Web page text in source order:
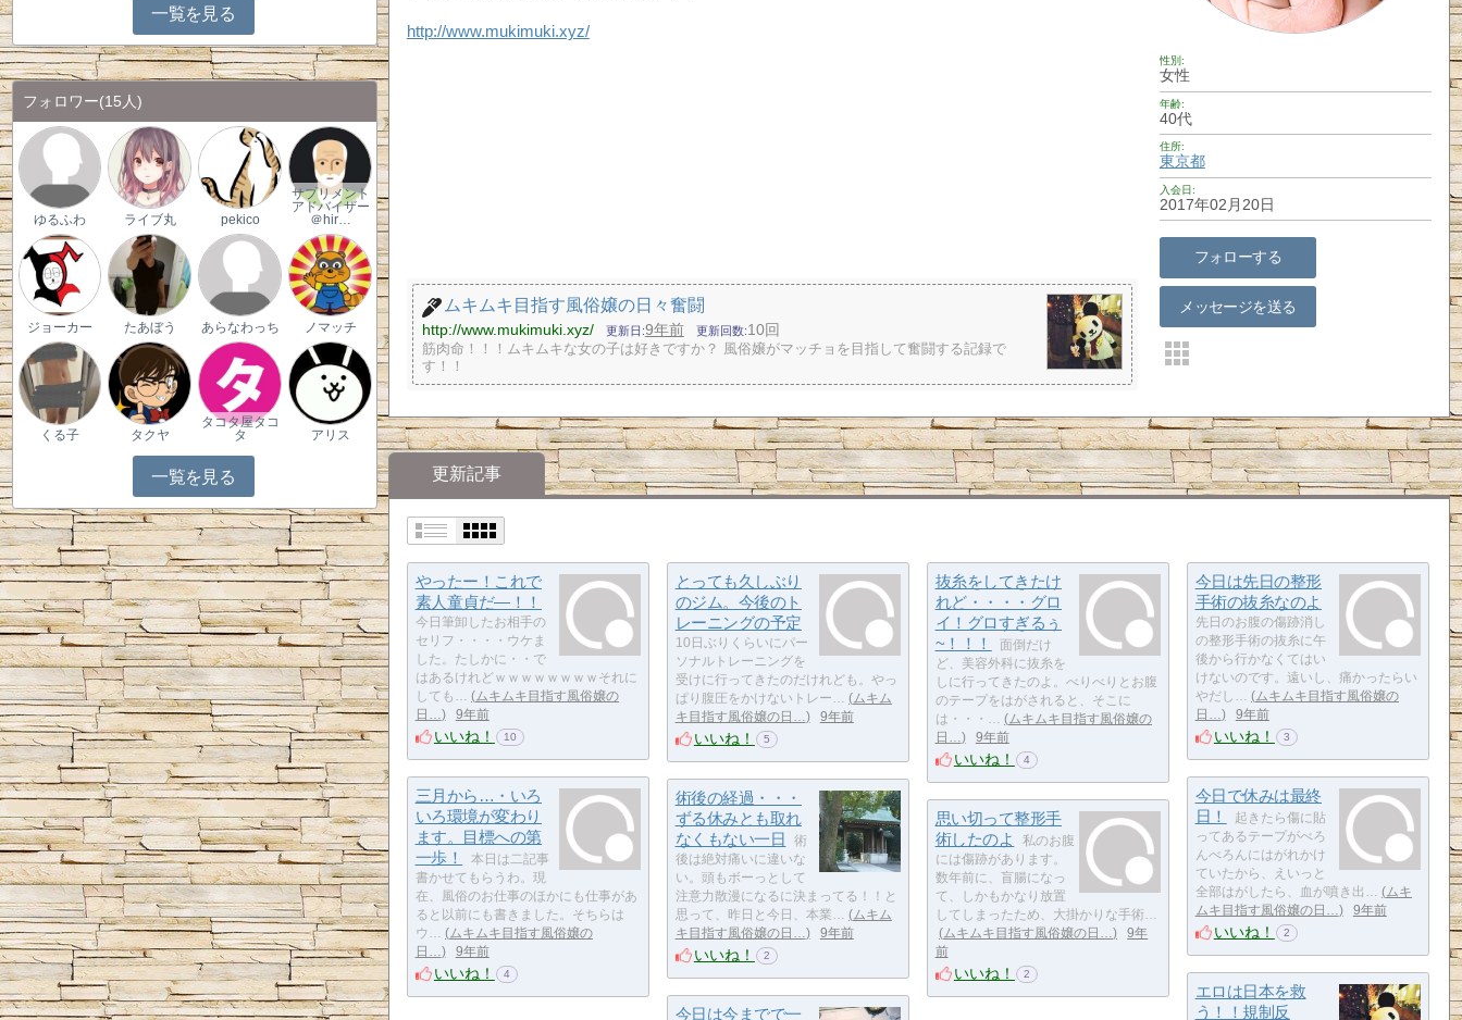
性別
女性
年齢
40代
住所
東京都
入会日
2017年02月20日
フォローする
メッセージを送る
http://www.mukimuki.xyz/
ムキムキ目指す風俗嬢の日々奮闘
http://www.mukimuki.xyz/ 更新日 9年前 更新回数 10回
筋肉命！！！ムキムキな女の子は好きですか？ 風俗嬢がマッチョを目指して奮闘する記録で
す！！
更新記事
やったー！これで
素人童貞だ―！！
今日筆卸したお相手の
セリフ・・・・ウケま
した。たしかに・・で
はあるけれどｗｗｗｗｗｗｗｗそれに
しても…
ムキムキ目指す風俗嬢の
日…
9年前
いいね！ 10
とっても久しぶり
のジム。今後のト
レーニングの予定
10日ぶりくらいにパー
ソナルトレーニングを
受けに行ってきたのだけれども。やっ
ぱり腹圧をかけないトレー…
ムキム
キ目指す風俗嬢の日…
9年前
いいね！ 5
抜糸をしてきたけ
れど・・・・グロ
イ！グロすぎるぅ
~！！！
面倒だけ
ど、美容外科に抜糸を
しに行ってきたのよ。べりべりとお腹
のテープをはがされると、そこに
は・・・…
ムキムキ目指す風俗嬢の
日…
9年前
いいね！ 4
今日は先日の整形
手術の抜糸なのよ
先日のお腹の傷跡消し
の整形手術の抜糸に午
後から行かなくてはい
けないのです。遠いし、痛かったらい
やだし…
ムキムキ目指す風俗嬢の
日…
9年前
いいね！ 3
三月から…・いろ
いろ環境が変わり
ます。目標への第
一歩！
本日は二記事
書かせてもらうわ。現
在、風俗のお仕事のほかにも仕事があ
ると以前にも書きました。そちらは
ウ…
ムキムキ目指す風俗嬢の
日…
9年前
いいね！ 4
今日で休みは最終
日！
起きたら傷に貼
ってあるテープがべろ
んべろんにはがれかけ
ていたから、えいっと
全部はがしたら、血が噴き出…
ムキ
ムキ目指す風俗嬢の日…
9年前
いいね！ 2
術後の経過・・・
ずる休みとも取れ
なくもない一日
術
後は絶対痛いに違いな
い。頭もボーっとして
注意力散漫になるに決まってる！！と
思って、昨日と今日、本業…
ムキム
キ目指す風俗嬢の日…
9年前
いいね！ 2
思い切って整形手
術したのよ
私のお腹
には傷跡があります。
数年前に、盲腸になっ
て、しかもかなり放置
してしまったため、大掛かりな手術…
ムキムキ目指す風俗嬢の日…
9年
前
いいね！ 2
エロは日本を救
う！！規制反
今日は今までで一
一覧を見る
フォロワー(15人)
ゆるふわ ライブ丸 pekico
サプリメント
アドバイザー
＠hir…
ジョーカー たあぼう あらなわっち ノマッチ
くる子 タクヤ
タコタ屋タコ
タ
アリス
一覧を見る